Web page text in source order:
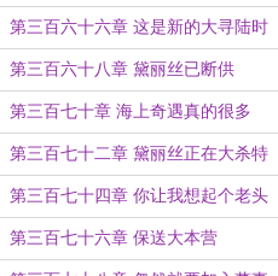
没有突发事件？
第三百六十六章 这是新的大寻陆时
代
第三百六十八章 黛丽丝已断供
第三百七十章 海上奇遇真的很多
啊！
第三百七十二章 黛丽丝正在大杀特
杀
第三百七十四章 你让我想起个老头
儿
第三百七十六章 保送大本营